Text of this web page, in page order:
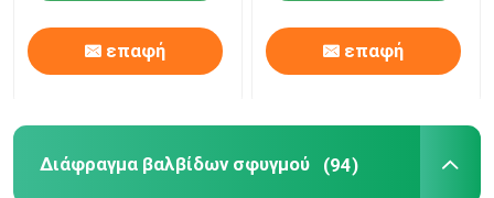
επαφή επαφή
Διάφραγμα βαλβίδων σφυγμού (94)